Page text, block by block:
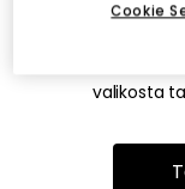
Tämä voi johtua
on siirretty
valikosta
Cookie